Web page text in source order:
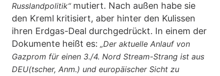
Russlandpolitik“mutiert. Nach außen habe sie
den Kreml kritisiert, aber hinter den Kulissen
ihren Erdgas-Deal durchgedrückt. In einem der
Dokumente heißt es: „Der aktuelle Anlauf von
Gazprom für einen 3./4. Nord Stream-Strang ist aus
DEU(tscher, Anm.) und europäischer Sicht zu